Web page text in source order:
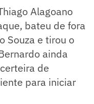
Alagoano
bateu de fora
Souza e tirou o
ainda
de
para iniciar